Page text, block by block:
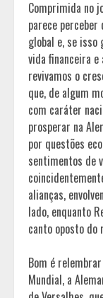
Comprimida no
parece
global e, se
vida financeira
revivamos o
que, de algum
com caráter
prosperar na
por questões
sentimentos de
alianças,
lado, enquanto
canto oposto do
Bom é
Mundial, a